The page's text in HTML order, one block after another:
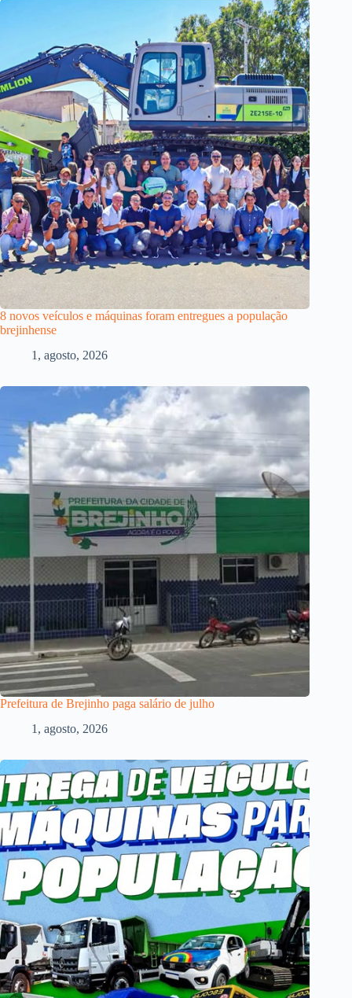
8 novos veículos e máquinas foram entregues a população
brejinhense
1, agosto, 2026
Prefeitura de Brejinho paga salário de julho
1, agosto, 2026